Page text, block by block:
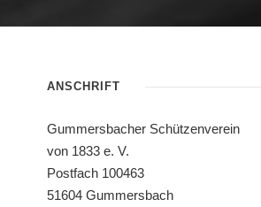
ANSCHRIFT
Gummersbacher Schützenverein
von 1833 e. V.
Postfach 100463
51604 Gummersbach